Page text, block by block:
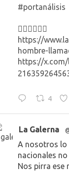
#portanálisis
👉🏻👉🏻👉🏻
https://
hombre-
https://
4
La Galerna
A nosotros lo
nacionales
Nos pirra ese